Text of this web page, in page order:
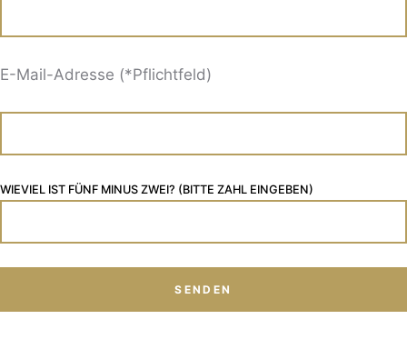
E-Mail-Adresse (*Pflichtfeld)
WIEVIEL IST FÜNF MINUS ZWEI? (BITTE ZAHL EINGEBEN)